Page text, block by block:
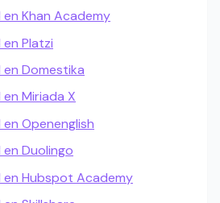
Khan Academy
Platzi
Domestika
Miriada X
Openenglish
Duolingo
en Hubspot Academy